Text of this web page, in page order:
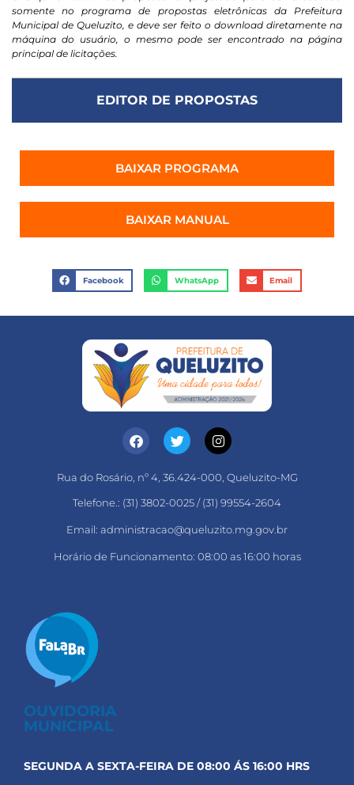
somente no programa de propostas eletrônicas da Prefeitura
Municipal de Queluzito, e deve ser feito o download diretamente na
máquina do usuário, o mesmo pode ser encontrado na página
principal de licitações.
EDITOR DE PROPOSTAS
BAIXAR PROGRAMA
BAIXAR MANUAL
Facebook WhatsApp Email
Rua do Rosário, nº 4, 36.424-000, Queluzito-MG
Telefone.: (31) 3802-0025 / (31) 99554-2604
Email: administracao@queluzito.mg.gov.br
Horário de Funcionamento: 08:00 as 16:00 horas
OUVIDORIA
MUNICIPAL
SEGUNDA A SEXTA-FEIRA DE 08:00 ÁS 16:00 HRS